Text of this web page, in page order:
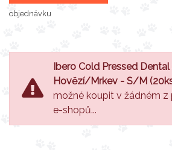
objednávku
Ibero Cold Pressed Dental
Hovězí/Mrkev - S/M
možné koupit v žádném z
e-shopů...